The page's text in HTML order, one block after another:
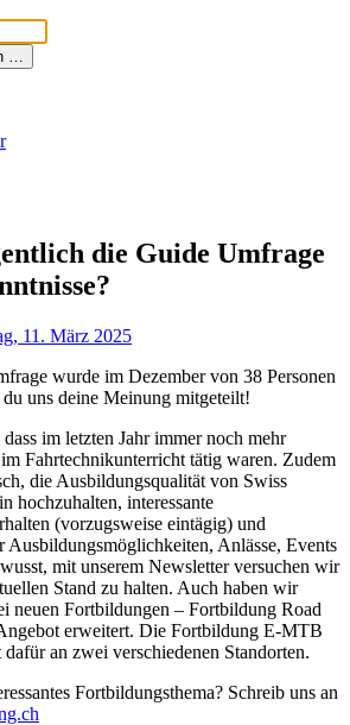
…
die Guide Umfrage
11. März 2025
wurde im Dezember von 38 Personen
uns deine Meinung mitgeteilt!
im letzten Jahr immer noch mehr
Fahrtechnikunterricht tätig waren. Zudem
die Ausbildungsqualität von Swiss
hochzuhalten, interessante
(vorzugsweise eintägig) und
Ausbildungsmöglichkeiten, Anlässe, Events
mit unserem Newsletter versuchen wir
Stand zu halten. Auch haben wir
neuen Fortbildungen – Fortbildung Road
erweitert. Die Fortbildung E-MTB
an zwei verschiedenen Standorten.
Fortbildungsthema? Schreib uns an